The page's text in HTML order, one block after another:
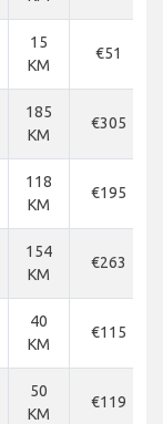
15
KM
€51
185
KM
€305
118
KM
€195
154
KM
€263
40
KM
€115
50
KM
€119